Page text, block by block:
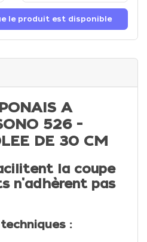
le produit est disponible
A
526 -
DE 30 CM
la coupe
n'adhèrent pas
: